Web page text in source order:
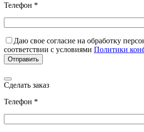
Телефон *
Даю свое согласие на обработку
соответствии с условиями Политики
Сделать заказ
Телефон *